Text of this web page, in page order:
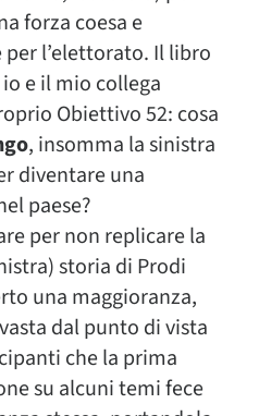
forza coesa e
l’elettorato. Il libro
e il mio collega
Obiettivo 52: cosa
, insomma la sinistra
diventare una
paese?
per non replicare la
storia di Prodi
una maggioranza,
dal punto di vista
che la prima
su alcuni temi fece